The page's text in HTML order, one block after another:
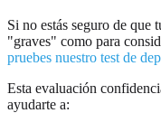
Si no estás seguro de que
"graves" como para
pruebes nuestro test de
Esta evaluación
ayudarte a: